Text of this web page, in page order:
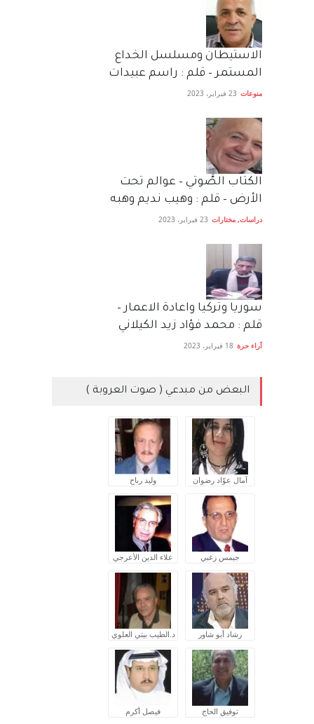
الاستيطان ومسلسل الخداع
المستمر – قلم : راسم عبيدات
منوعات 23 فبراير، 2023
الكتاب الصَّوتي – عوالم تحت
الأرض – قلم : وهيب نديم وهبه
دراسات, مختارات 23 فبراير، 2023
سوريا وتركيا واعادة الاعمار –
قلم : محمد فؤاد زيد الكيلاني
آراء حرة 18 فبراير، 2023
البعض من مبدعي ( صوت العروبة )
آمال عوّاد رضوان وليد رباح
جيمس زغبي علاء الدين الأعرجي
رشاد أبو شاور د.الطيب بيتي العلوي
توفيق الحاج فيصل أكرم